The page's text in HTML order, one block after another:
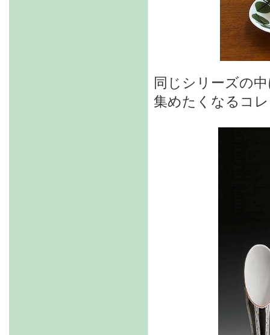
同じシリーズの
集めたくなるコ